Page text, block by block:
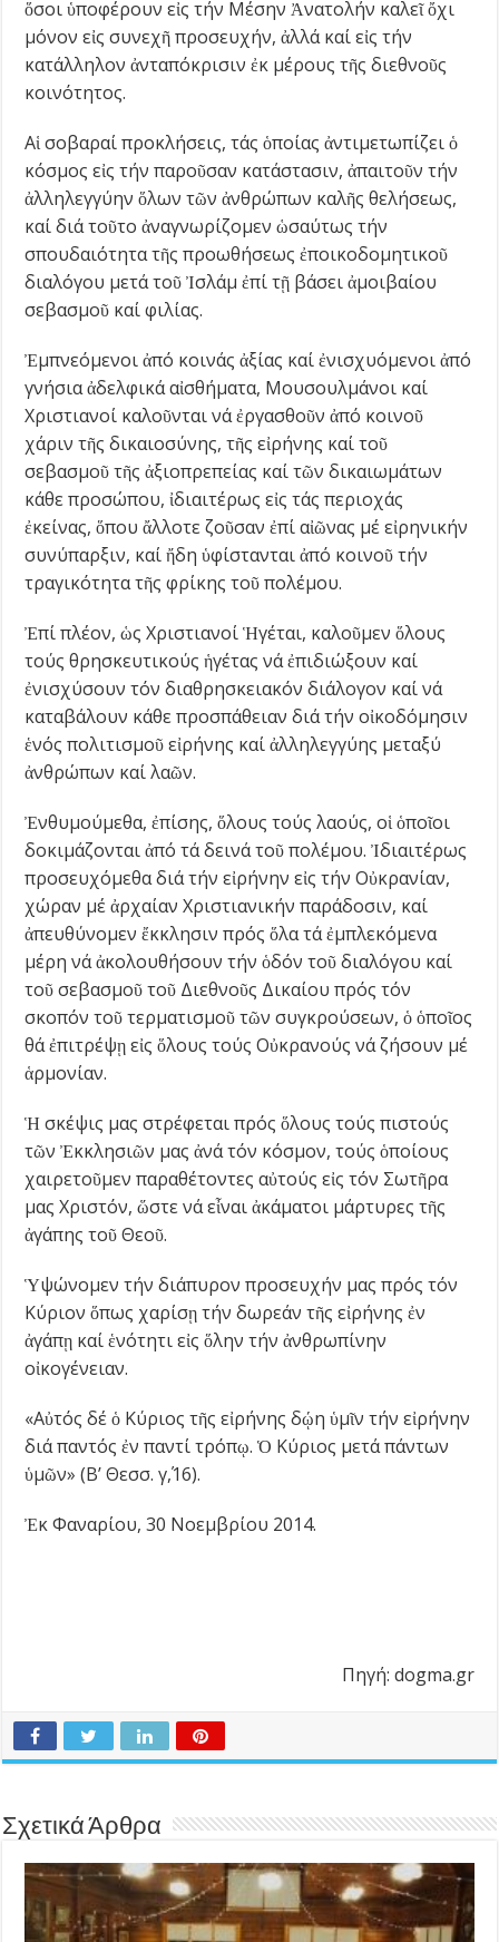
ὅσοι ὑποφέρουν εἰς τήν Μέσην Ἀνατολήν καλεῖ ὄχι
μόνον εἰς συνεχῆ προσευχήν, ἀλλά καί εἰς τήν
κατάλληλον ἀνταπόκρισιν ἐκ μέρους τῆς διεθνοῦς
κοινότητος.
Αἱ σοβαραί προκλήσεις, τάς ὁποίας ἀντιμετωπίζει ὁ
κόσμος εἰς τήν παροῦσαν κατάστασιν, ἀπαιτοῦν τήν
ἀλληλεγγύην ὅλων τῶν ἀνθρώπων καλῆς θελήσεως,
καί διά τοῦτο ἀναγνωρίζομεν ὡσαύτως τήν
σπουδαιότητα τῆς προωθήσεως ἐποικοδομητικοῦ
διαλόγου μετά τοῦ Ἰσλάμ ἐπί τῇ βάσει ἀμοιβαίου
σεβασμοῦ καί φιλίας.
Ἐμπνεόμενοι ἀπό κοινάς ἀξίας καί ἐνισχυόμενοι ἀπό
γνήσια ἀδελφικά αἰσθήματα, Μουσουλμάνοι καί
Χριστιανοί καλοῦνται νά ἐργασθοῦν ἀπό κοινοῦ
χάριν τῆς δικαιοσύνης, τῆς εἰρήνης καί τοῦ
σεβασμοῦ τῆς ἀξιοπρεπείας καί τῶν δικαιωμάτων
κάθε προσώπου, ἰδιαιτέρως εἰς τάς περιοχάς
ἐκείνας, ὅπου ἄλλοτε ζοῦσαν ἐπί αἰῶνας μέ εἰρηνικήν
συνύπαρξιν, καί ἤδη ὑφίστανται ἀπό κοινοῦ τήν
τραγικότητα τῆς φρίκης τοῦ πολέμου.
Ἐπί πλέον, ὡς Χριστιανοί Ἡγέται, καλοῦμεν ὅλους
τούς θρησκευτικούς ἡγέτας νά ἐπιδιώξουν καί
ἐνισχύσουν τόν διαθρησκειακόν διάλογον καί νά
καταβάλουν κάθε προσπάθειαν διά τήν οἰκοδόμησιν
ἑνός πολιτισμοῦ εἰρήνης καί ἀλληλεγγύης μεταξύ
ἀνθρώπων καί λαῶν.
Ἐνθυμούμεθα, ἐπίσης, ὅλους τούς λαούς, οἱ ὁποῖοι
δοκιμάζονται ἀπό τά δεινά τοῦ πολέμου. Ἰδιαιτέρως
προσευχόμεθα διά τήν εἰρήνην εἰς τήν Οὐκρανίαν,
χώραν μέ ἀρχαίαν Χριστιανικήν παράδοσιν, καί
ἀπευθύνομεν ἔκκλησιν πρός ὅλα τά ἐμπλεκόμενα
μέρη νά ἀκολουθήσουν τήν ὁδόν τοῦ διαλόγου καί
τοῦ σεβασμοῦ τοῦ Διεθνοῦς Δικαίου πρός τόν
σκοπόν τοῦ τερματισμοῦ τῶν συγκρούσεων, ὁ ὁποῖος
θά ἐπιτρέψῃ εἰς ὅλους τούς Οὐκρανούς νά ζήσουν μέ
ἁρμονίαν.
Ἡ σκέψις μας στρέφεται πρός ὅλους τούς πιστούς
τῶν Ἐκκλησιῶν μας ἀνά τόν κόσμον, τούς ὁποίους
χαιρετοῦμεν παραθέτοντες αὐτούς εἰς τόν Σωτῆρα
μας Χριστόν, ὥστε νά εἶναι ἀκάματοι μάρτυρες τῆς
ἀγάπης τοῦ Θεοῦ.
Ὑψώνομεν τήν διάπυρον προσευχήν μας πρός τόν
Κύριον ὅπως χαρίσῃ τήν δωρεάν τῆς εἰρήνης ἐν
ἀγάπῃ καί ἑνότητι εἰς ὅλην τήν ἀνθρωπίνην
οἰκογένειαν.
«Αὐτός δέ ὁ Κύριος τῆς εἰρήνης δῴη ὑμῖν τήν εἰρήνην
διά παντός ἐν παντί τρόπῳ. Ὁ Κύριος μετά πάντων
ὑμῶν» (Β’ Θεσσ. γ΄,16).
Ἐκ Φαναρίου, 30 Νοεμβρίου 2014.
Πηγή: dogma.gr
Σχετικά Άρθρα